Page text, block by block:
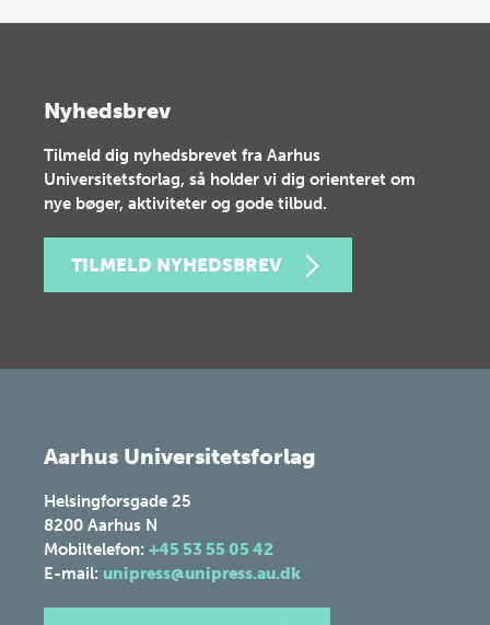
Nyhedsbrev
Tilmeld dig nyhedsbrevet fra Aarhus
Universitetsforlag, så holder vi dig orienteret om
nye bøger, aktiviteter og gode tilbud.
TILMELD NYHEDSBREV
Aarhus Universitetsforlag
Helsingforsgade 25
8200 Aarhus N
Mobiltelefon: +45 53 55 05 42
E-mail: unipress@unipress.au.dk